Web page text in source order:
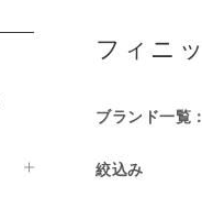
フィニ
ブランド一覧：
絞込み